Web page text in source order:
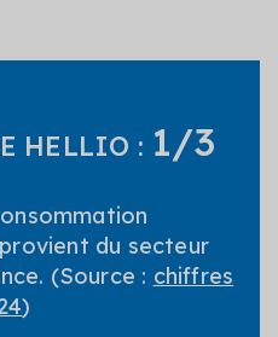
HELLIO : 1/3
du secteur
(Source : chiffres
)